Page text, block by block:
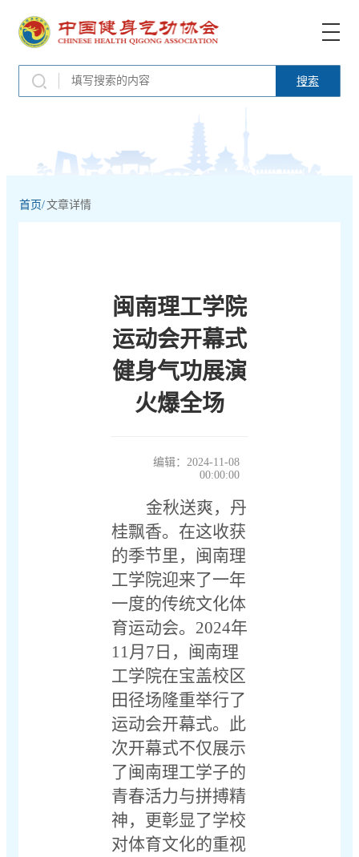
搜索
首页/文章详情
闽南理工学院
运动会开幕式
健身气功展演
火爆全场
编辑：2024-11-08
00:00:00
金秋送爽，丹
桂飘香。在这收获
的季节里，闽南理
工学院迎来了一年
一度的传统文化体
育运动会。 2024年
11月7日，闽南理
工学院在宝盖校区
田径场隆重举行了
运动会开幕式。此
次开幕式不仅展示
了闽南理工学子的
青春活力与拼搏精
神，更彰显了学校
对体育文化的重视